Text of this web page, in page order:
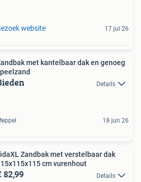
website 17 jul 26
met kantelbaar dak en genoeg
Details
18 jun 26
Zandbak met verstelbaar dak
cm vurenhout
82,99 Details